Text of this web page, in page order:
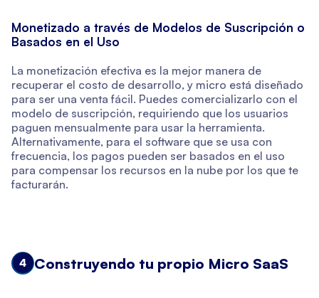
Monetizado a través de Modelos de Suscripción o
Basados en el Uso
La monetización efectiva es la mejor manera de
recuperar el costo de desarrollo, y micro está diseñado
para ser una venta fácil. Puedes comercializarlo con el
modelo de suscripción, requiriendo que los usuarios
paguen mensualmente para usar la herramienta.
Alternativamente, para el software que se usa con
frecuencia, los pagos pueden ser basados en el uso
para compensar los recursos en la nube por los que te
facturarán.
4 Construyendo tu propio Micro SaaS